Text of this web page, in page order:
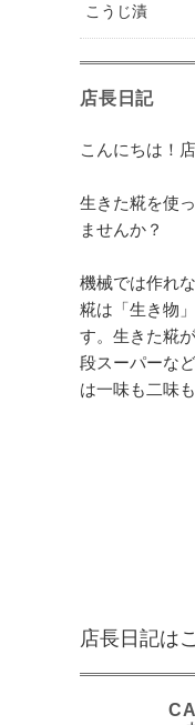
こうじ漬
店長日記
こんにちは！
生きた糀を使
ませんか？
機械では作れ
糀は「生き物
す。生きた糀
段スーパーな
は一味も二味
店長日記は